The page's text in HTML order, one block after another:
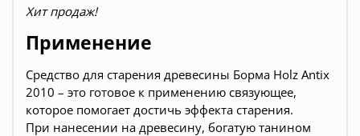
Хит продаж!
Применение
Средство для старения древесины Борма Holz Antix
2010 – это готовое к применению связующее,
которое помогает достичь эффекта старения.
При нанесении на древесину, богатую танином